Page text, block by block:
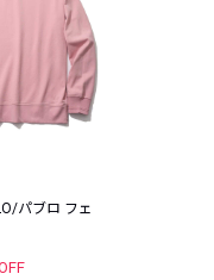
パブロ フェ